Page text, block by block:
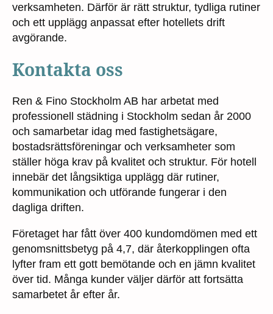
verksamheten. Därför är rätt struktur, tydliga rutiner
och ett upplägg anpassat efter hotellets drift
avgörande.
Kontakta oss
Ren & Fino Stockholm AB har arbetat med
professionell städning i Stockholm sedan år 2000
och samarbetar idag med fastighetsägare,
bostadsrättsföreningar och verksamheter som
ställer höga krav på kvalitet och struktur. För hotell
innebär det långsiktiga upplägg där rutiner,
kommunikation och utförande fungerar i den
dagliga driften.
Företaget har fått över 400 kundomdömen med ett
genomsnittsbetyg på 4,7, där återkopplingen ofta
lyfter fram ett gott bemötande och en jämn kvalitet
över tid. Många kunder väljer därför att fortsätta
samarbetet år efter år.